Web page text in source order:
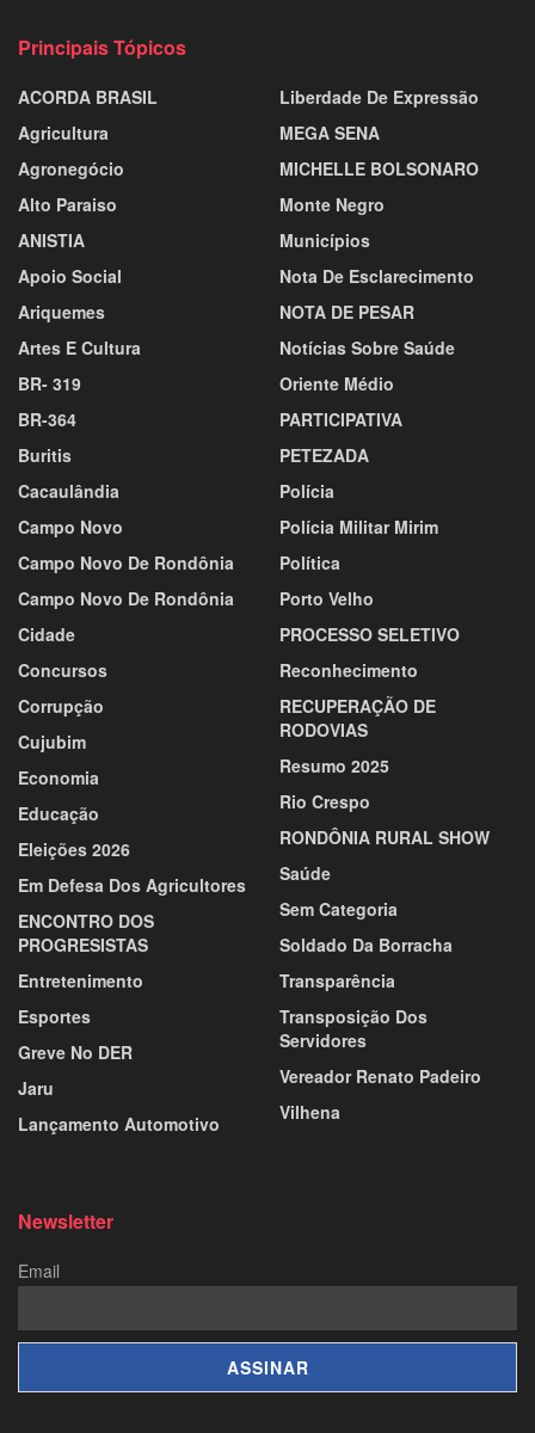
Principais Tópicos
ACORDA BRASIL
Agricultura
Agronegócio
Alto Paraiso
ANISTIA
Apoio Social
Ariquemes
Artes E Cultura
BR- 319
BR-364
Buritis
Cacaulândia
Campo Novo
Campo Novo De Rondônia
Campo Novo De Rondônia
Cidade
Concursos
Corrupção
Cujubim
Economia
Educação
Eleições 2026
Em Defesa Dos Agricultores
ENCONTRO DOS
PROGRESISTAS
Entretenimento
Esportes
Greve No DER
Jaru
Lançamento Automotivo
Liberdade De Expressão
MEGA SENA
MICHELLE BOLSONARO
Monte Negro
Municípios
Nota De Esclarecimento
NOTA DE PESAR
Notícias Sobre Saúde
Oriente Médio
PARTICIPATIVA
PETEZADA
Polícia
Polícia Militar Mirim
Política
Porto Velho
PROCESSO SELETIVO
Reconhecimento
RECUPERAÇÃO DE
RODOVIAS
Resumo 2025
Rio Crespo
RONDÔNIA RURAL SHOW
Saúde
Sem Categoria
Soldado Da Borracha
Transparência
Transposição Dos
Servidores
Vereador Renato Padeiro
Vilhena
Newsletter
Email